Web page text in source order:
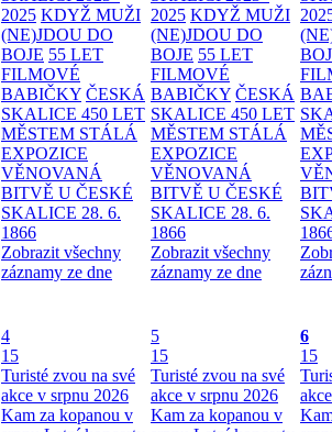
2025 KDYŽ MUŽI
(NE)JDOU DO
BOJE 55 LET
FILMOVÉ
BABIČKY ČESKÁ
SKALICE 450 LET
MĚSTEM STÁLÁ
EXPOZICE
VĚNOVANÁ
BITVĚ U ČESKÉ
SKALICE 28. 6.
1866
Zobrazit všechny
záznamy ze dne
2025 KDYŽ MUŽI
(NE)JDOU DO
BOJE 55 LET
FILMOVÉ
BABIČKY ČESKÁ
SKALICE 450 LET
MĚSTEM STÁLÁ
EXPOZICE
VĚNOVANÁ
BITVĚ U ČESKÉ
SKALICE 28. 6.
1866
Zobrazit všechny
záznamy ze dne
4
15
Turisté zvou na své
akce v srpnu 2026
Kam za kopanou v
5
15
Turisté zvou na své
akce v srpnu 2026
Kam za kopanou v
6
15